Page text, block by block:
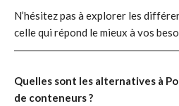
N’hésitez pas à explorer les
celle qui répond le mieux à vos
Quelles sont les alternatives à
de conteneurs ?